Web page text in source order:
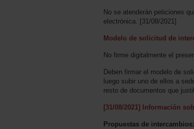
No se atenderán peticiones
electrónica. [31/08/2021]
Modelo de solicitud de
No firme digitalmente el
Deben firmar el modelo de
luego subir uno de ellos a
resto de documentos que
[31/08/2021] Información
Propuestas de intercambios: